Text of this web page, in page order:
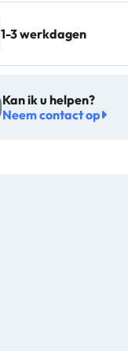
1-3 werkdagen
Kan ik u helpen?
Neem contact op